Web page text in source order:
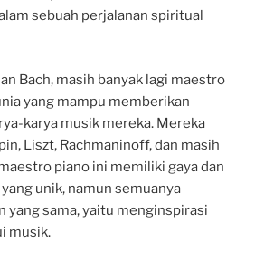
sebuah perjalanan spiritual
Bach, masih banyak lagi maestro
yang mampu memberikan
karya musik mereka. Mereka
Liszt, Rachmaninoff, dan masih
piano ini memiliki gaya dan
unik, namun semuanya
yang sama, yaitu menginspirasi
musik.